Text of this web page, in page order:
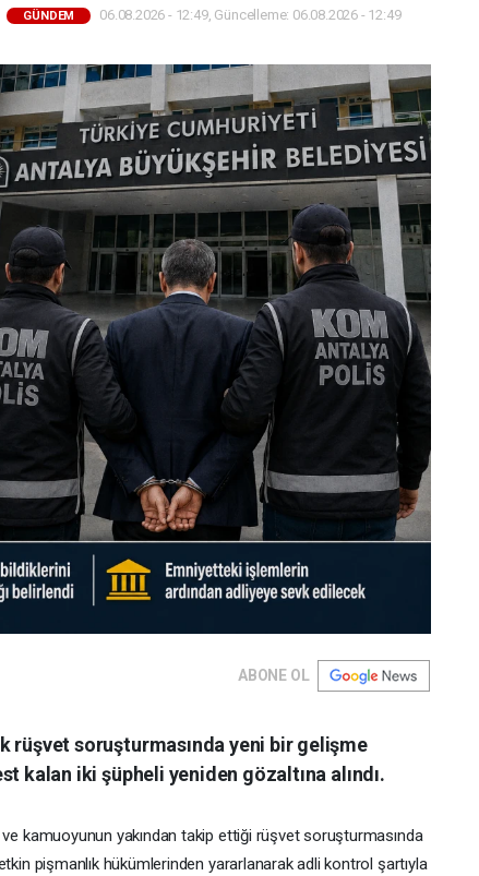
GÜNDEM 06.08.2026 - 12:49, Güncelleme: 06.08.2026 - 12:49
ABONE OL
rüşvet soruşturmasında yeni bir gelişme
kalan iki şüpheli yeniden gözaltına alındı.
kamuoyunun yakından takip ettiği rüşvet soruşturmasında
pişmanlık hükümlerinden yararlanarak adli kontrol şartıyla